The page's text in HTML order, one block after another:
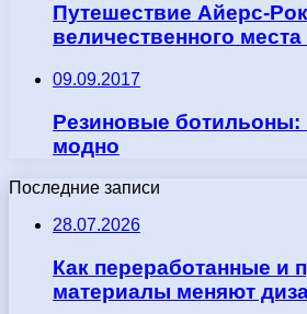
Путешествие Айерс-
величественного
09.09.2017
Резиновые ботильоны:
модно
Последние записи
28.07.2026
Как переработанные и
материалы меняют